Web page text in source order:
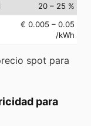
20 – 25 %
€ 0.005 – 0.05
/kWh
spot para
para